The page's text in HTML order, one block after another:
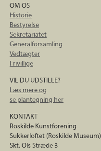
OM OS
Historie
Bestyrelse
Sekretariatet
Generalforsamling
Vedtægter
Frivillige
VIL DU UDSTILLE?
Læs mere og
se plantegning her
KONTAKT
Roskilde Kunstforening
Sukkerloftet (Roskilde Museum)
Skt. Ols Stræde 3